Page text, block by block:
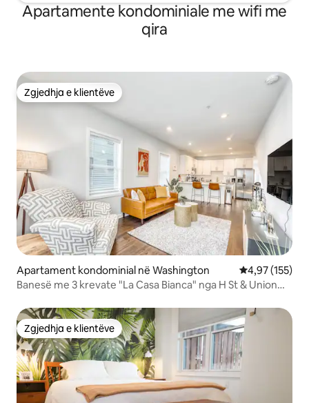
Apartamente kondominiale me wifi me
qira
Zgjedhja e klientëve
Zgjedhja e klientëve
Apartament kondominial në Washington Vlerësimi
4,97 (155)
Banesë me 3 krevate "La Casa Bianca" nga H St & Union
Zgjedhja e klientëve
Zgjedhja e klientëve